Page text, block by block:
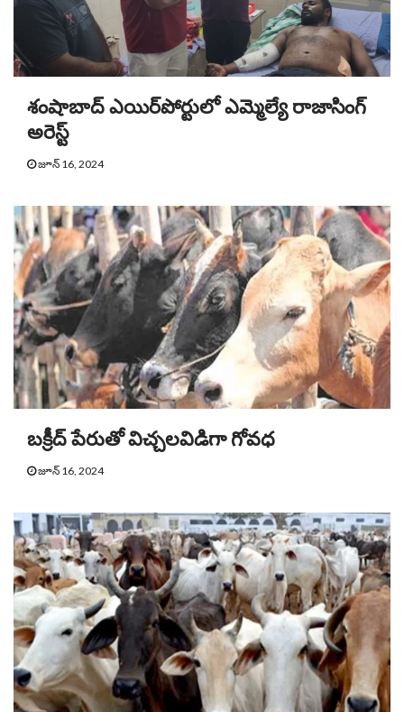
శంషాబాద్ ఎయిర్‌పోర్టులో ఎమ్మెల్యే రాజాసింగ్
అరెస్ట్
జూన్ 16, 2024
బక్రీద్ పేరుతో విచ్చలవిడిగా గోవధ
జూన్ 16, 2024